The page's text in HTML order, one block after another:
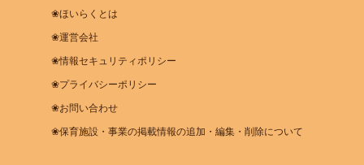
❀ほいらくとは
❀運営会社
❀情報セキュリティポリシー
❀プライバシーポリシー
❀お問い合わせ
❀保育施設・事業の掲載情報の追加・編集・削除について